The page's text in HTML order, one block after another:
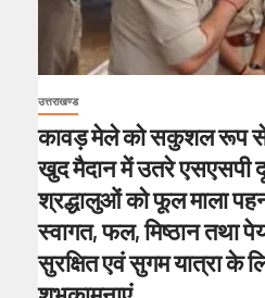
उत्तराखण्ड
कावड़ मेले को सकुशल रूप
खुद मैदान में उतरे
श्रद्धालुओं को फूल माला
स्वागत, फल, मिष्ठान तथा
सुरक्षित एवं सुगम यात्रा के